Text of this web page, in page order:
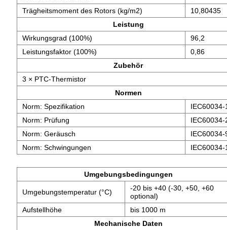
Trägheitsmoment des Rotors (kg/m2)
10,80435
Leistung
Wirkungsgrad (100%)
96,2
Leistungsfaktor (100%)
0,86
Zubehör
3 × PTC-Thermistor
Normen
Norm: Spezifikation
IEC60034-
Norm: Prüfung
IEC60034-
Norm: Geräusch
IEC60034-
Norm: Schwingungen
IEC60034-
Umgebungsbedingungen
Umgebungstemperatur (°C)
-20 bis +40 (-30, +50, +60
optional)
Aufstellhöhe
bis 1000 m
Mechanische Daten